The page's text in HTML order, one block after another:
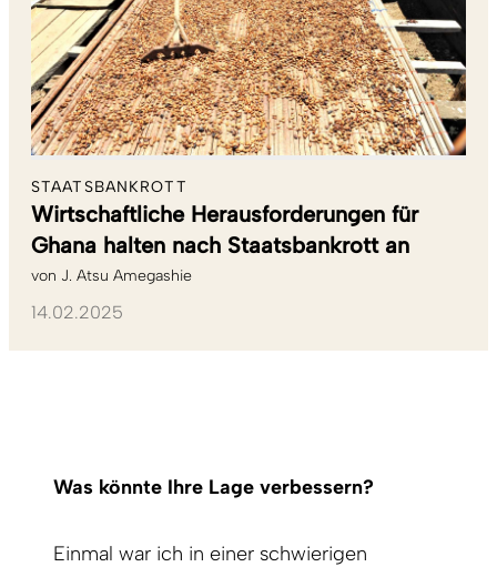
STAATSBANKROTT
Wirtschaftliche Herausforderungen für
Ghana halten nach Staatsbankrott an
von J. Atsu Amegashie
14.02.2025
Was könnte Ihre Lage verbessern?
Einmal war ich in einer schwierigen